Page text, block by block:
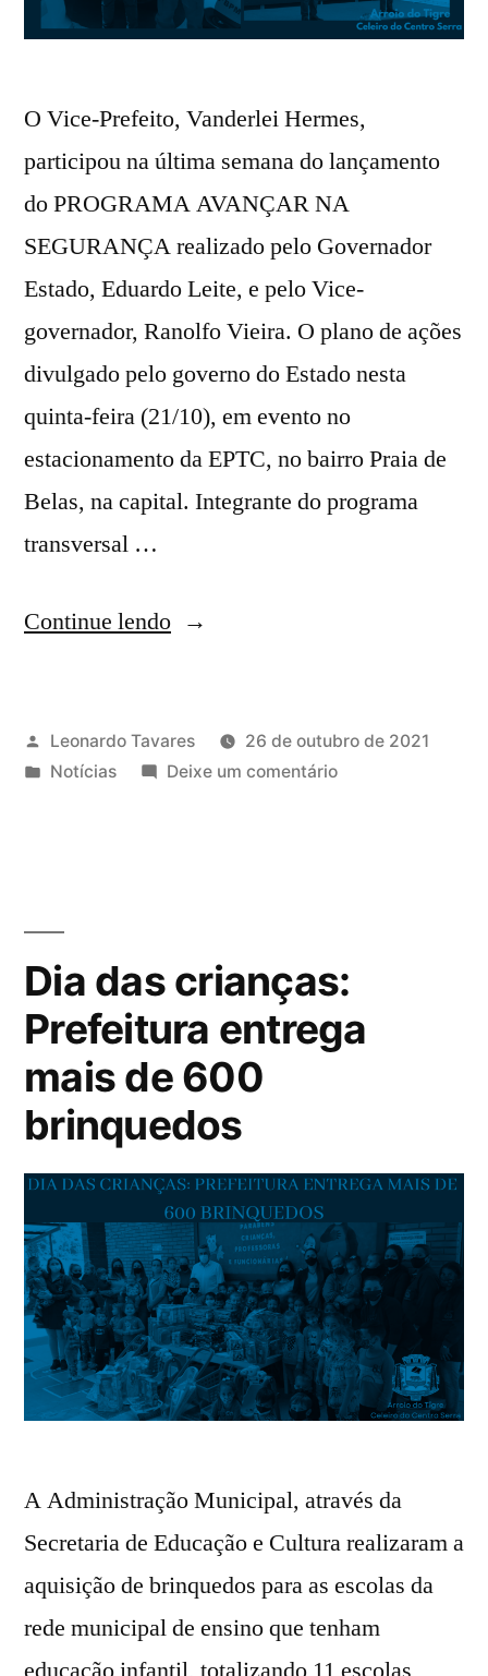
O Vice-Prefeito, Vanderlei Hermes,
participou na última semana do lançamento
do PROGRAMA AVANÇAR NA
SEGURANÇA realizado pelo Governador
Estado, Eduardo Leite, e pelo Vice-
governador, Ranolfo Vieira. O plano de ações
divulgado pelo governo do Estado nesta
quinta-feira (21/10), em evento no
estacionamento da EPTC, no bairro Praia de
Belas, na capital. Integrante do programa
transversal …
Continue lendo
Leonardo Tavares
26 de outubro de 2021
Notícias
Deixe um comentário
Dia das crianças:
Prefeitura entrega
mais de 600
brinquedos
A Administração Municipal, através da
Secretaria de Educação e Cultura realizaram a
aquisição de brinquedos para as escolas da
rede municipal de ensino que tenham